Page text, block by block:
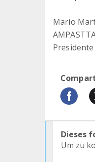
Mario
Presidente
Dieses
Um zu